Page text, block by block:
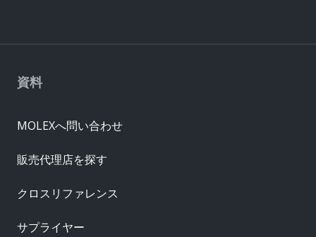
資料
MOLEXへ問い合わせ
販売代理店を探す
クロスリファレンス
サプライヤー